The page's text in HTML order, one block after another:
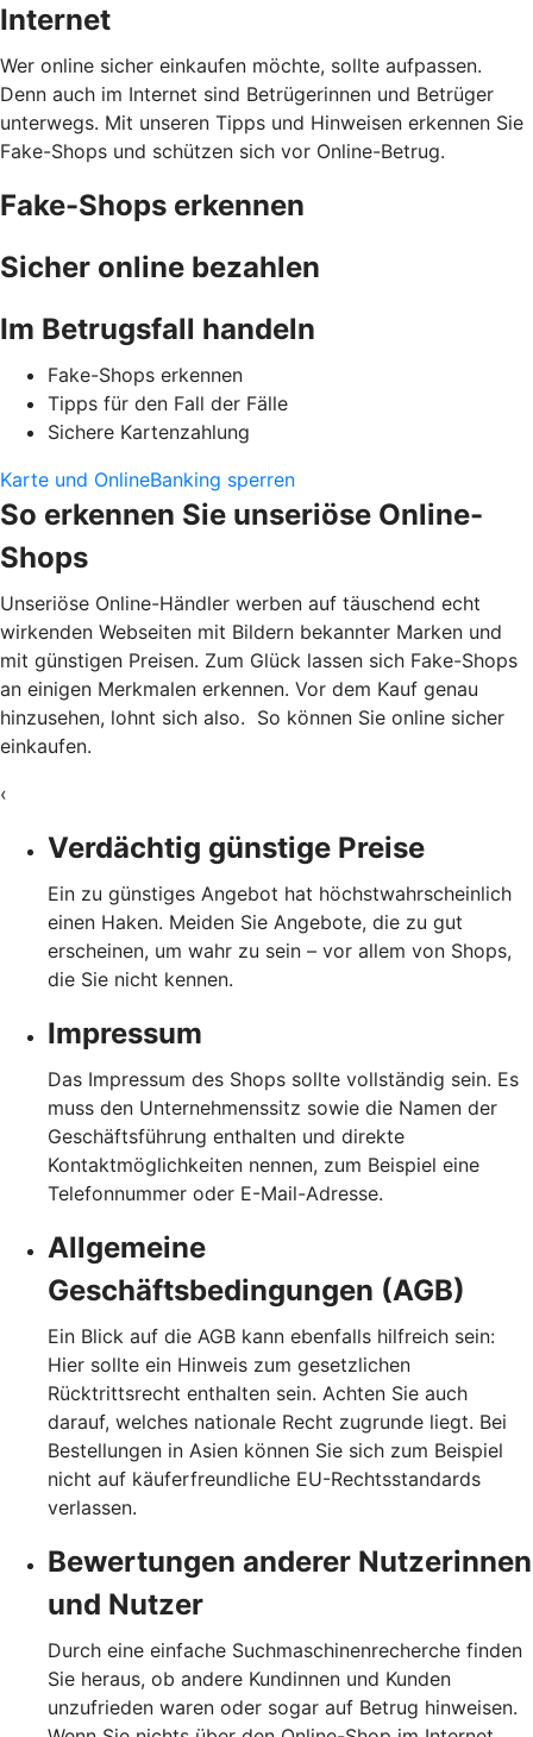
Internet
Wer online sicher einkaufen möchte, sollte aufpassen.
Denn auch im Internet sind Betrügerinnen und Betrüger
unterwegs. Mit unseren Tipps und Hinweisen erkennen Sie
Fake-Shops und schützen sich vor Online-Betrug.
Fake-Shops erkennen
Sicher online bezahlen
Im Betrugsfall handeln
Fake-Shops erkennen
Tipps für den Fall der Fälle
Sichere Kartenzahlung
Karte und OnlineBanking sperren
So erkennen Sie unseriöse Online-
Shops
Unseriöse Online-Händler werben auf täuschend echt
wirkenden Webseiten mit Bildern bekannter Marken und
mit günstigen Preisen. Zum Glück lassen sich Fake-Shops
an einigen Merkmalen erkennen. Vor dem Kauf genau
hinzusehen, lohnt sich also. So können Sie online sicher
einkaufen.
‹
Verdächtig günstige Preise
Ein zu günstiges Angebot hat höchstwahrscheinlich
einen Haken. Meiden Sie Angebote, die zu gut
erscheinen, um wahr zu sein – vor allem von Shops,
die Sie nicht kennen.
Impressum
Das Impressum des Shops sollte vollständig sein. Es
muss den Unternehmenssitz sowie die Namen der
Geschäftsführung enthalten und direkte
Kontaktmöglichkeiten nennen, zum Beispiel eine
Telefonnummer oder E-Mail-Adresse.
Allgemeine
Geschäftsbedingungen (AGB)
Ein Blick auf die AGB kann ebenfalls hilfreich sein:
Hier sollte ein Hinweis zum gesetzlichen
Rücktrittsrecht enthalten sein. Achten Sie auch
darauf, welches nationale Recht zugrunde liegt. Bei
Bestellungen in Asien können Sie sich zum Beispiel
nicht auf käuferfreundliche EU-Rechtsstandards
verlassen.
Bewertungen anderer Nutzerinnen
und Nutzer
Durch eine einfache Suchmaschinenrecherche finden
Sie heraus, ob andere Kundinnen und Kunden
unzufrieden waren oder sogar auf Betrug hinweisen.